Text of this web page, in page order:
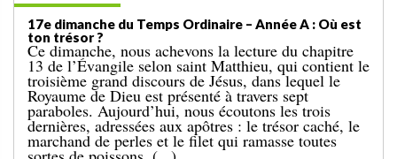
19e dimanche du Temps Ordinaire – Année A: «
Ordonne-moi de venir vers toi ! »
L’Évangile de dimanche dernier nous racontait le
miracle de la multiplication des pains pour une
grande foule, dans un lieu désert. Le récit se
terminait par le ramassage de douze paniers remplis
de restes. Cet événement est suivi de l’épisode bien
connu d’aujourd’hui, dans lequel Jésus marche sur la
mer. [...]